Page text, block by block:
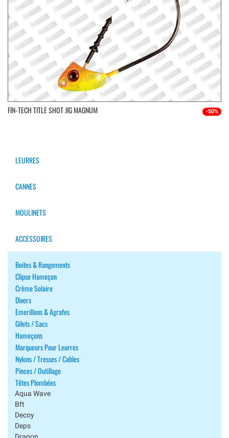
FIN-TECH TITLE SHOT JIG MAGNUM -50%
LEURRES
CANNES
MOULINETS
ACCESSOIRES
Boites & Rangements
Clipse Hameçon
Crème Solaire
Divers
Emerillons & Agrafes
Gilets / Sacs
Hameçons
Marqueurs Pour Leurres
Nylons / Tresses / Cables
Pinces / Outillage
Têtes Plombées
Aqua Wave
Bft
Decoy
Deps